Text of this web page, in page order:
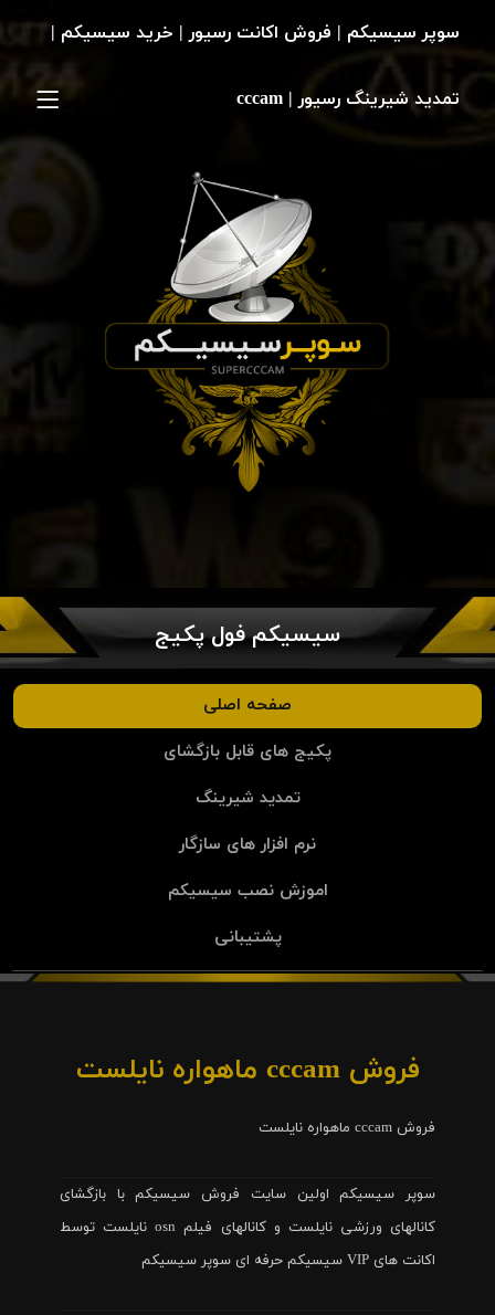
سیسیکم فول پکیج
صفحه اصلی
پکیج های قابل بازگشای
تمدید شیرینگ
نرم افزار های سازگار
اموزش نصب سیسیکم
پشتیبانی
فروش cccam ماهواره نایلست
فروش cccam ماهواره نایلست
سوپر سیسیکم اولین سایت فروش سیسیکم با بازگشای
کانالهای ورزشی نایلست و کانالهای فیلم osn نایلست توسط
اکانت های VIP سیسیکم حرفه ای سوپر سیسیکم
سوپر سیسیکم | فروش اکانت رسیور | خرید سیسیکم |
تمدید شیرینگ رسیور | cccam